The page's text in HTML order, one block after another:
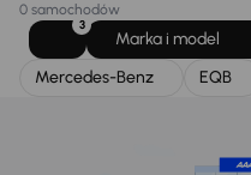
0 samochodów
3
Marka i model
Mercedes-Benz
EQB